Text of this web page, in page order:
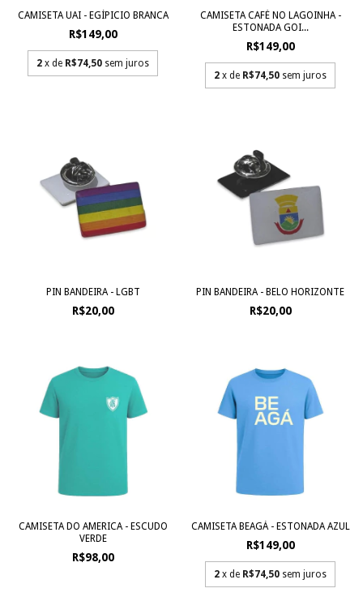
CAMISETA UAI - EGÍPICIO BRANCA
R$149,00
2 x de R$74,50 sem juros
CAMISETA CAFÉ NO LAGOINHA -
ESTONADA GOI...
R$149,00
2 x de R$74,50 sem juros
PIN BANDEIRA - LGBT
R$20,00
PIN BANDEIRA - BELO HORIZONTE
R$20,00
CAMISETA DO AMERICA - ESCUDO
VERDE
R$98,00
CAMISETA BEAGÁ - ESTONADA AZUL
R$149,00
2 x de R$74,50 sem juros